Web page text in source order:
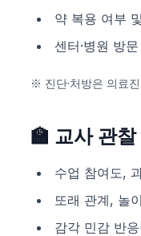
약 복용 여부
센터·병원 방
※ 진단·처방은 의료
🏫 교사 관
수업 참여도,
또래 관계, 놀
감각 민감 반응